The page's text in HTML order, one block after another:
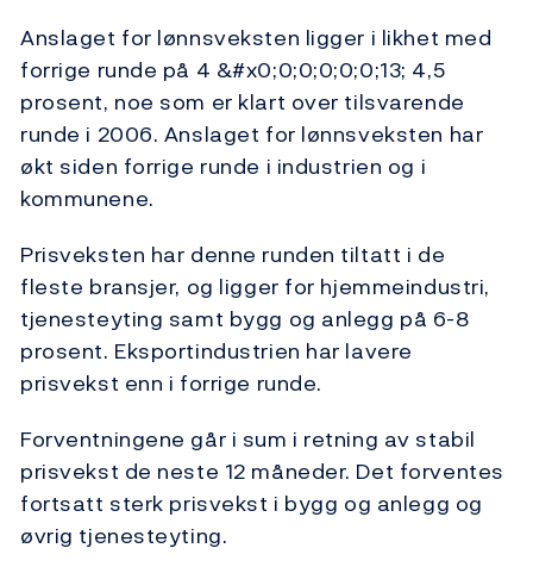
Anslaget for lønnsveksten ligger i likhet med
forrige runde på 4 &#x0;0;0;0;0;0;13; 4,5
prosent, noe som er klart over tilsvarende
runde i 2006. Anslaget for lønnsveksten har
økt siden forrige runde i industrien og i
kommunene.
Prisveksten har denne runden tiltatt i de
fleste bransjer, og ligger for hjemmeindustri,
tjenesteyting samt bygg og anlegg på 6-8
prosent. Eksportindustrien har lavere
prisvekst enn i forrige runde.
Forventningene går i sum i retning av stabil
prisvekst de neste 12 måneder. Det forventes
fortsatt sterk prisvekst i bygg og anlegg og
øvrig tjenesteyting.